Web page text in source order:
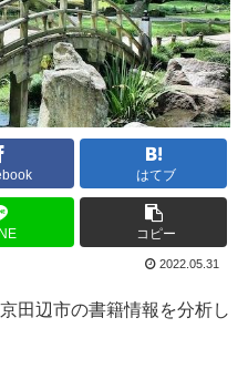
はてブ
コピー
2022.05.31
田辺市の書籍情報を分析し